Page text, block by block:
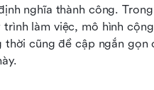
nghĩa thành công.
làm việc, mô hình
cũng đề cập ngắn gọn